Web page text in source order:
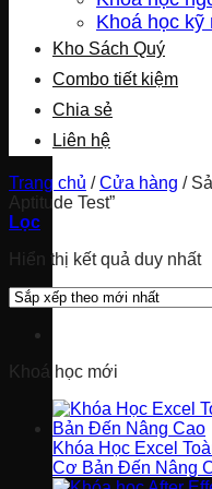
Khoá học kỹ
Kho Sách Quý
Combo tiết kiệm
Chia sẻ
Liên hệ
Trang chủ / Cửa hàng /
Aptitude Test”
Lọc
Hiển thị kết quả duy nhất
Khoá học mới
Khóa Học Excel
Cơ Bản Đến Nâng